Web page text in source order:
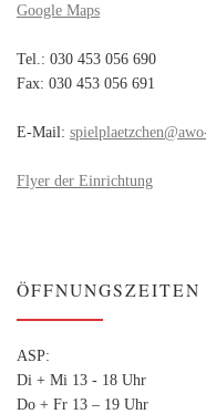
Google Maps
Tel.: 030 453 056 690
Fax: 030 453 056 691
E-Mail:
Flyer der Einrichtung
ÖFFNUNGSZEITEN
ASP:
Di + Mi 13 - 18 Uhr
Do + Fr 13 – 19 Uhr